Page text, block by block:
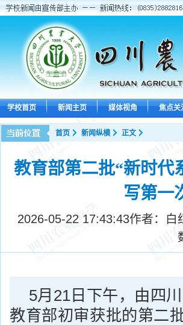
学校首页 新闻主页 媒体视角 焦点关
首页 新闻纵横 正文
教育部第二批“新时代
写第一
2026-05-22 17:43:43作者：白
5月21日下午，由四
教育部初审获批的第二